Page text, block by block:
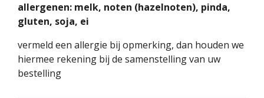
allergenen: melk, noten (hazelnoten), pinda,
gluten, soja, ei
vermeld een allergie bij opmerking, dan houden we
hiermee rekening bij de samenstelling van uw
bestelling